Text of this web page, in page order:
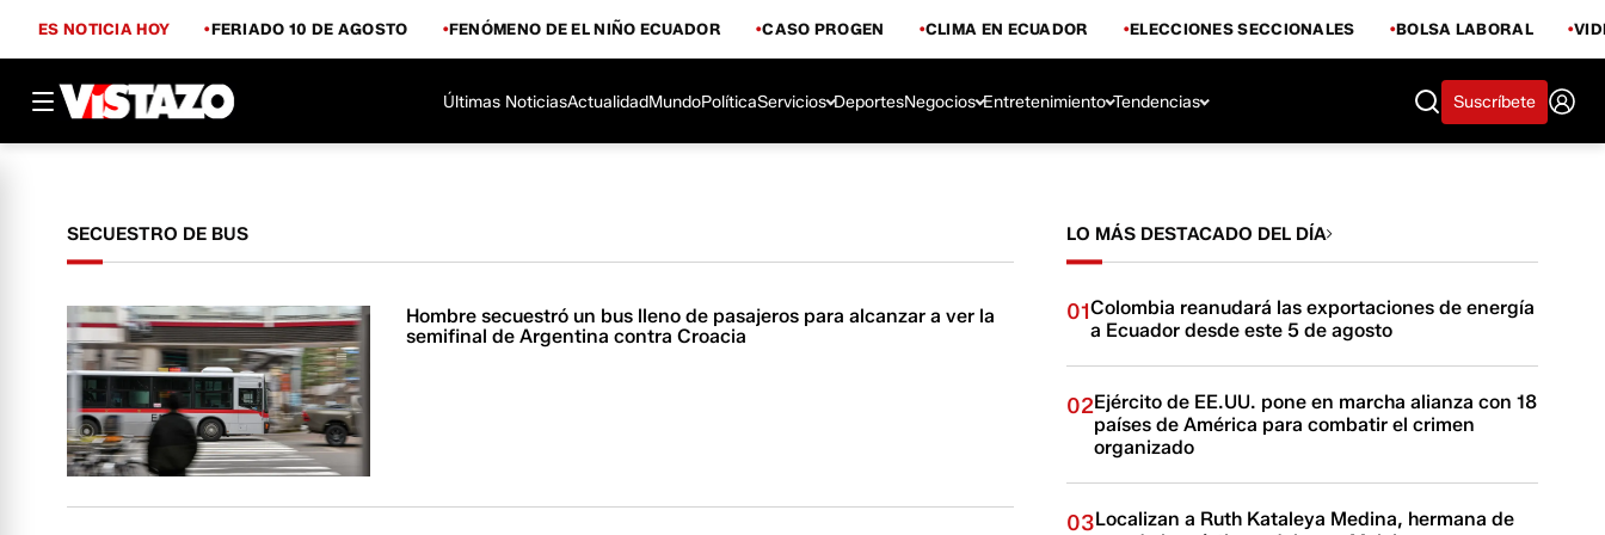
ES NOTICIA HOY FERIADO 10 DE AGOSTO FENÓMENO DE EL NIÑO ECUADOR CASO PROGEN CLIMA EN ECUADOR ELECCIONES SECCIONALES BOLSA LABORAL
Últimas NoticiasActualidadMundoPolíticaServicios DeportesNegocios Entretenimiento Tendencias Suscríbete
SECUESTRO DE BUS
Hombre secuestró un bus lleno de pasajeros para alcanzar a ver la
semifinal de Argentina contra Croacia
LO MÁS DESTACADO DEL DÍA
01Colombia reanudará las exportaciones de energía
a Ecuador desde este 5 de agosto
02Ejército de EE.UU. pone en marcha alianza con 18
países de América para combatir el crimen
organizado
03Localizan a Ruth Kataleya Medina, hermana de